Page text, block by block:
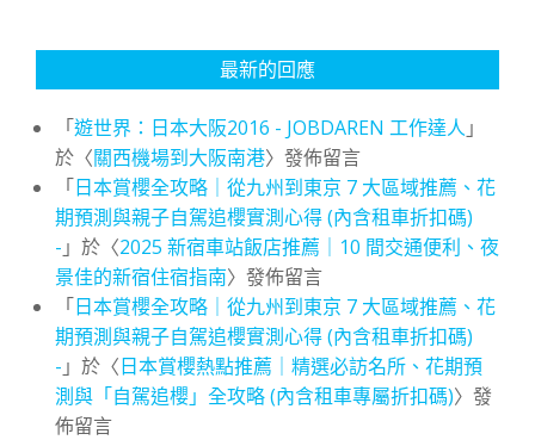
最新的回應
「遊世界：日本大阪2016 - JOBDAREN 工作達人 」
於〈關西機場到大阪南港〉發佈留言
「日本賞櫻全攻略｜從九州到東京 7 大區域推薦、花
期預測與親子自駕追櫻實測心得 (內含租車折扣碼)
- 」於〈2025 新宿車站飯店推薦｜10 間交通便利、夜
景佳的新宿住宿指南〉發佈留言
「日本賞櫻全攻略｜從九州到東京 7 大區域推薦、花
期預測與親子自駕追櫻實測心得 (內含租車折扣碼)
- 」於〈日本賞櫻熱點推薦｜精選必訪名所、花期預
測與「自駕追櫻」全攻略 (內含租車專屬折扣碼)〉發
佈留言